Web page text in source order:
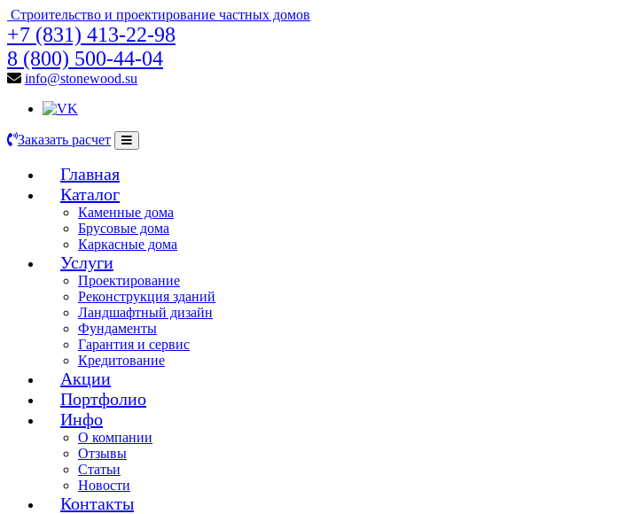
Строительство и проектирование частных домов
+7 (831) 413-22-98
8 (800) 500-44-04
info@stonewood.su
Заказать расчет
Главная
Каталог
Каменные дома
Брусовые дома
Каркасные дома
Услуги
Проектирование
Реконструкция зданий
Ландшафтный дизайн
Фундаменты
Гарантия и сервис
Кредитование
Акции
Портфолио
Инфо
О компании
Отзывы
Статьи
Новости
Контакты